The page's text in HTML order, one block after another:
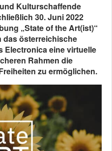
Kulturschaffende
30. Juni 2022
„State of the Art(ist)“
das österreichische
Electronica eine virtuelle
Rahmen die
zu ermöglichen.